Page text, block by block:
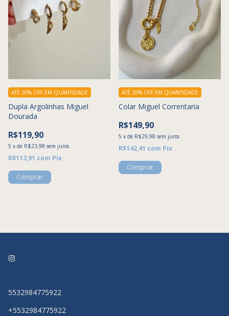
Dupla Argolinhas Miguel
Dourada
R$119,90
5 x de R$23,98 sem juros
ATÉ 20% OFF EM QUANTIDADE
R$113,91 com Pix
Colar Miguel Correntaria
R$149,90
5 x de R$29,98 sem juros
ATÉ 20% OFF EM QUANTIDADE
R$142,41 com Pix
5532984775922
+5532984775922